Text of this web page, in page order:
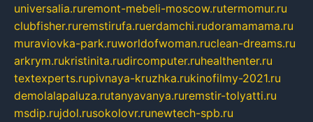
universalia.ruremont-mebeli-moscow.rutermomur.ru
clubfisher.ruremstirufa.ruerdamchi.rudoramamama.ru
muraviovka-park.ruworldofwoman.ruclean-dreams.ru
arkrym.rukristinita.rudircomputer.ruhealthenter.ru
textexperts.rupivnaya-kruzhka.rukinofilmy-2021.ru
demolalapaluza.rutanyavanya.ruremstir-tolyatti.ru
msdip.rujdol.rusokolovr.runewtech-spb.ru